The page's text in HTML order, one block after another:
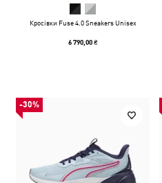
Кросівки Fuse 4.0 Sneakers Unisex
6 790,00 ₴
-30%